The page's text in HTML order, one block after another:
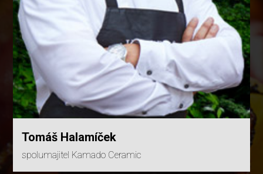
Tomáš Halamíček
spolumajitel Kamado Ceramic